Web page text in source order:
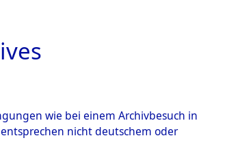
wie bei einem Archivbesuch in
nicht deutschem oder